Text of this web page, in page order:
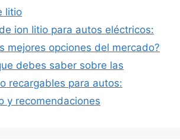
litio
ion litio para autos eléctricos:
mejores opciones del mercado?
debes saber sobre las
recargables para autos:
y recomendaciones